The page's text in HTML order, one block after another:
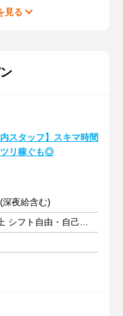
見る
スタッフ】スキマ時間
ツリ稼ぐも◎
深夜給含む)
週1日以上 1日3時間以上 シフト自由・自己申告